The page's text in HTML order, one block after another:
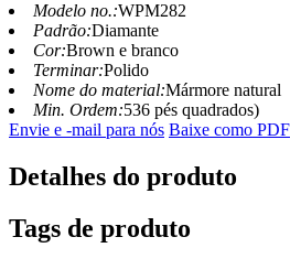
Modelo no.:WPM282
Padrão:Diamante
Cor:Brown e branco
Terminar:Polido
Nome do material:Mármore natural
Min. Ordem:536 pés quadrados)
Envie e -mail para nós Baixe como PDF
Detalhes do produto
Tags de produto